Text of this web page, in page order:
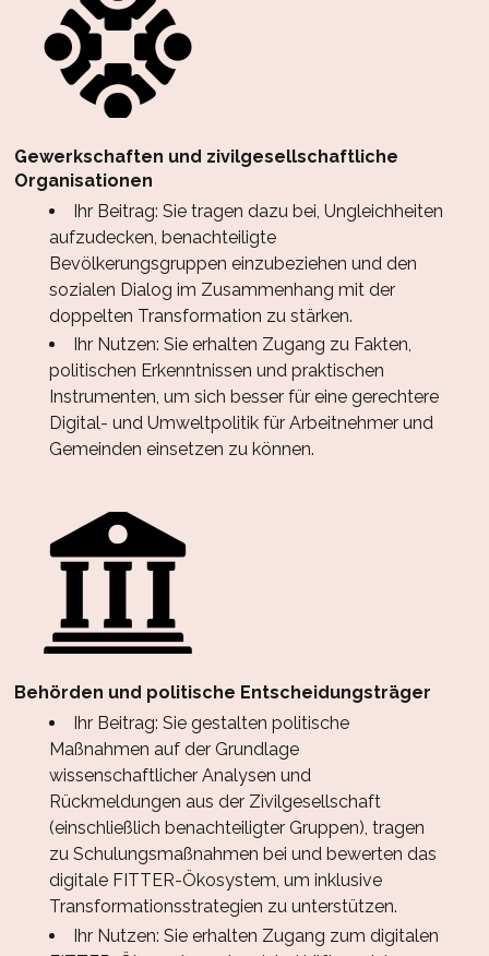
Gewerkschaften und zivilgesellschaftliche
Organisationen
Ihr Beitrag: Sie tragen dazu bei, Ungleichheiten
aufzudecken, benachteiligte
Bevölkerungsgruppen einzubeziehen und den
sozialen Dialog im Zusammenhang mit der
doppelten Transformation zu stärken.
Ihr Nutzen: Sie erhalten Zugang zu Fakten,
politischen Erkenntnissen und praktischen
Instrumenten, um sich besser für eine gerechtere
Digital- und Umweltpolitik für Arbeitnehmer und
Gemeinden einsetzen zu können.
Behörden und politische Entscheidungsträger
Ihr Beitrag: Sie gestalten politische
Maßnahmen auf der Grundlage
wissenschaftlicher Analysen und
Rückmeldungen aus der Zivilgesellschaft
(einschließlich benachteiligter Gruppen), tragen
zu Schulungsmaßnahmen bei und bewerten das
digitale FITTER-Ökosystem, um inklusive
Transformationsstrategien zu unterstützen.
Ihr Nutzen: Sie erhalten Zugang zum digitalen